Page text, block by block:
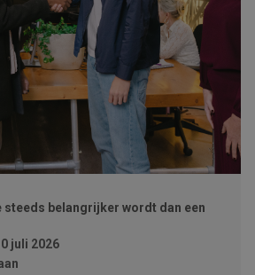
steeds belangrijker wordt dan een
juli 2026